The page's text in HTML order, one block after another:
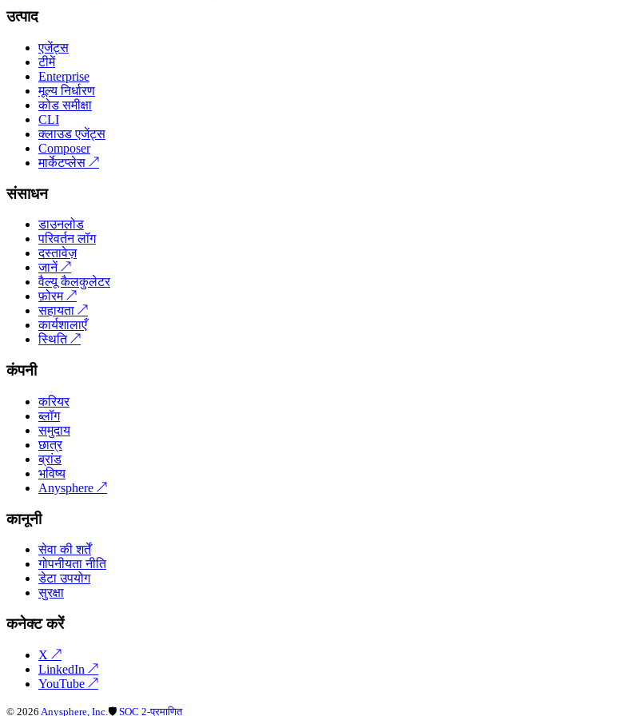
उत्पाद
एजेंट्स
टीमें
Enterprise
मूल्य निर्धारण
कोड समीक्षा
CLI
क्लाउड एजेंट्स
Composer
मार्केटप्लेस ↗
संसाधन
डाउनलोड
परिवर्तन लॉग
दस्तावेज़
जानें↗
वैल्यू कैलकुलेटर
फ़ोरम↗
सहायता ↗
कार्यशालाएँ
स्थिति↗
कंपनी
करियर
ब्लॉग
समुदाय
छात्र
ब्रांड
भविष्य
Anysphere ↗
कानूनी
सेवा की शर्तें
गोपनीयता नीति
डेटा उपयोग
सुरक्षा
कनेक्ट करें
X ↗
LinkedIn ↗
YouTube ↗
© 2026 Anysphere, Inc. 🛡 SOC 2-प्रमाणित